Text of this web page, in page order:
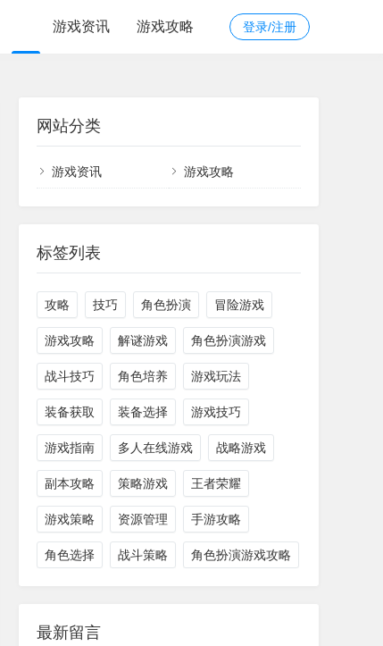
登录/注册
游戏资讯 游戏攻略
网站分类
游戏资讯 游戏攻略
标签列表
攻略 技巧 角色扮演 冒险游戏
游戏攻略 解谜游戏 角色扮演游戏
战斗技巧 角色培养 游戏玩法
装备获取 装备选择 游戏技巧
游戏指南 多人在线游戏 战略游戏
副本攻略 策略游戏 王者荣耀
游戏策略 资源管理 手游攻略
角色选择 战斗策略 角色扮演游戏攻略
最新留言